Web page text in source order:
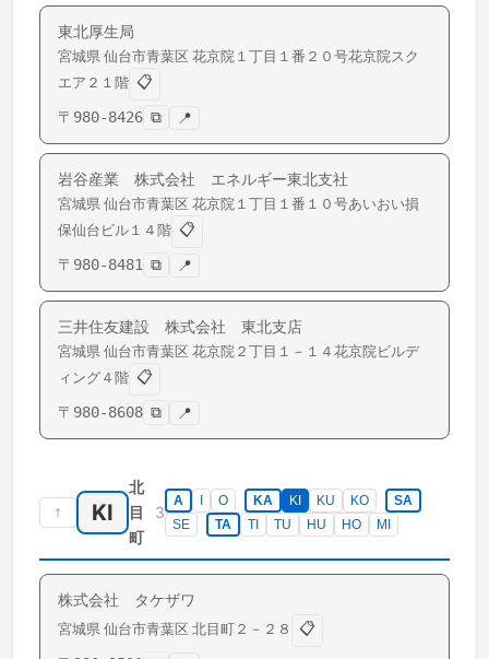
東北厚生局
宮城県 仙台市青葉区 花京院 １丁目１番２０号花京院スク
エア２１階 📋
〒 980-8426 ⧉ 📍
岩谷産業 株式会社 エネルギー東北支社
宮城県 仙台市青葉区 花京院 １丁目１番１０号あいおい損
保仙台ビル１４階 📋
〒 980-8481 ⧉ 📍
三井住友建設 株式会社 東北支店
宮城県 仙台市青葉区 花京院 ２丁目１－１４花京院ビルデ
ィング４階 📋
〒 980-8608 ⧉ 📍
↑ KI
北
目
町
3
A I O KA KI KU KO
SA
SE
TA TI TU HU HO MI
株式会社 タケザワ
宮城県 仙台市青葉区 北目町 ２－２８
📋